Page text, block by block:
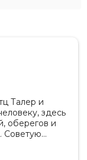
здесь
оберегов и
Советую
дадут